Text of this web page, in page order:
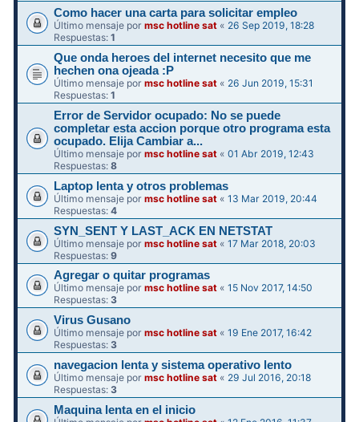
Como hacer una carta para solicitar empleo
Último mensaje pormsc hotline sat « 26 Sep 2019, 18:28
Respuestas:1
Que onda heroes del internet necesito que me
hechen ona ojeada :P
Último mensaje pormsc hotline sat « 26 Jun 2019, 15:31
Respuestas:1
Error de Servidor ocupado: No se puede
completar esta accion porque otro programa esta
ocupado. Elija Cambiar a...
Último mensaje pormsc hotline sat «01 Abr 2019, 12:43
Respuestas:8
Laptop lenta y otros problemas
Último mensaje pormsc hotline sat «13 Mar 2019, 20:44
Respuestas:4
SYN_SENT Y LAST_ACK EN NETSTAT
Último mensaje pormsc hotline sat «17 Mar 2018, 20:03
Respuestas:9
Agregar o quitar programas
Último mensaje pormsc hotline sat «15 Nov 2017, 14:50
Respuestas:3
Virus Gusano
Último mensaje pormsc hotline sat «19 Ene 2017, 16:42
Respuestas: 3
navegacion lenta y sistema operativo lento
Último mensaje pormsc hotline sat « 29 Jul 2016, 20:18
Respuestas:3
Maquina lenta en el inicio